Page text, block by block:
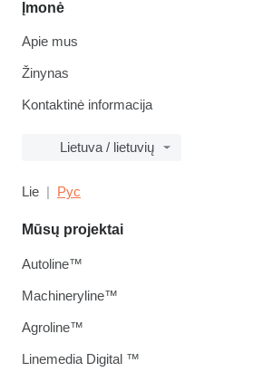
Įmonė
Apie mus
Žinynas
Kontaktinė informacija
Lietuva / lietuvių
Lie Рус
Mūsų projektai
Autoline™
Machineryline™
Agroline™
Linemedia Digital ™